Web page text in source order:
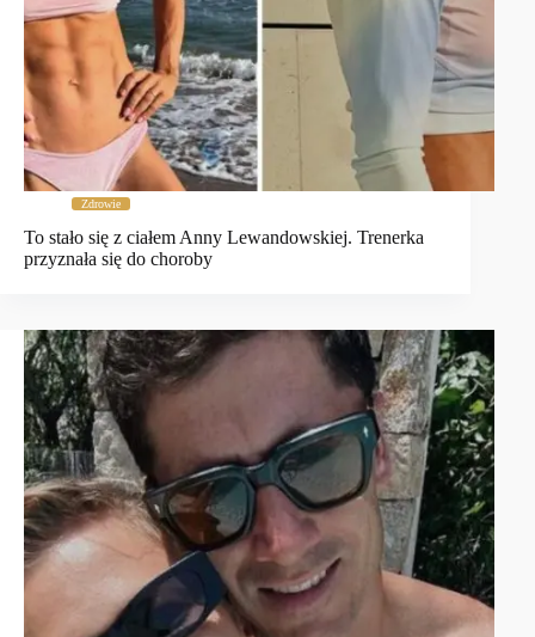
Zdrowie
To stało się z ciałem Anny Lewandowskiej. Trenerka
przyznała się do choroby